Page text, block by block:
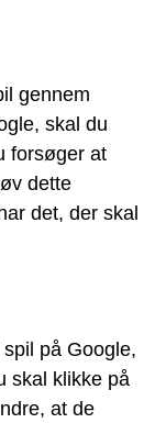
gennem
skal du
forsøger at
dette
det, der skal
på Google,
skal klikke på
at de